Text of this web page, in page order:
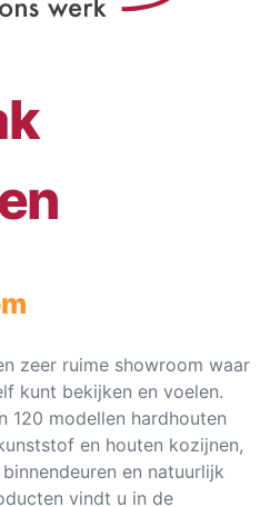
zeer ruime showroom waar
kunt bekijken en voelen.
120 modellen hardhouten
en houten kozijnen,
en natuurlijk
vindt u in de